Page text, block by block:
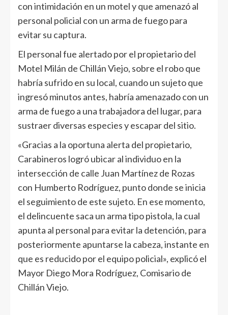
con intimidación en un motel y que amenazó al
personal policial con un arma de fuego para
evitar su captura.
El personal fue alertado por el propietario del
Motel Milán de Chillán Viejo, sobre el robo que
habría sufrido en su local, cuando un sujeto que
ingresó minutos antes, habría amenazado con un
arma de fuego a una trabajadora del lugar, para
sustraer diversas especies y escapar del sitio.
«Gracias a la oportuna alerta del propietario,
Carabineros logró ubicar al individuo en la
intersección de calle Juan Martínez de Rozas
con Humberto Rodríguez, punto donde se inicia
el seguimiento de este sujeto. En ese momento,
el delincuente saca un arma tipo pistola, la cual
apunta al personal para evitar la detención, para
posteriormente apuntarse la cabeza, instante en
que es reducido por el equipo policial», explicó el
Mayor Diego Mora Rodríguez, Comisario de
Chillán Viejo.